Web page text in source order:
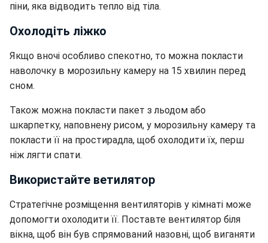
піни, яка відводить тепло від тіла.
Охолодіть ліжко
Якщо вночі особливо спекотно, то можна покласти
наволочку в морозильну камеру на 15 хвилин перед
сном.
Також можна покласти пакет з льодом або
шкарпетку, наповнену рисом, у морозильну камеру та
покласти її на простирадла, щоб охолодити їх, перш
ніж лягти спати.
Використайте ветилятор
Стратегічне розміщення вентиляторів у кімнаті може
допомогти охолодити її. Поставте вентилятор біля
вікна, щоб він був спрямований назовні, щоб виганяти